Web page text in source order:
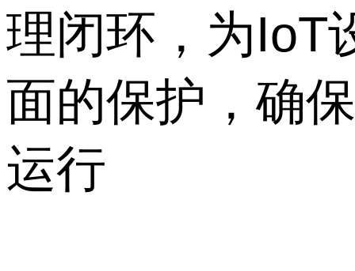
理闭环，为IoT
面的保护，确
运行